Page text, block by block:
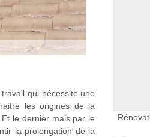
qui nécessite une
les origines de la
le dernier mais par le
la prolongation de la